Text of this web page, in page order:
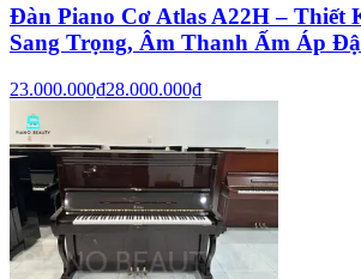
Đàn Piano Cơ Atlas A22H – Thiết
Sang Trọng, Âm Thanh Ấm Áp
23.000.000₫28.000.000₫